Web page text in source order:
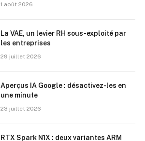
1 août 2026
La VAE, un levier RH sous-exploité par
les entreprises
29 juillet 2026
Aperçus IA Google : désactivez-les en
une minute
23 juillet 2026
RTX Spark N1X : deux variantes ARM